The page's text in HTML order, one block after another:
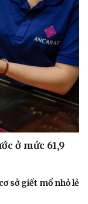
ở mức 61,9
sở giết mổ nhỏ lẻ